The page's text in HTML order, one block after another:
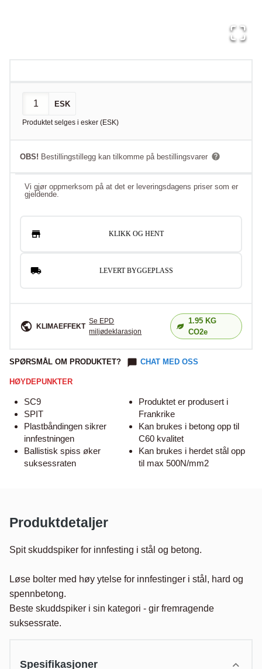
ESK
Produktet selges i esker (ESK)
OBS! Bestillingstillegg kan tilkomme på bestillingsvarer
Vi gjør oppmerksom på at det er leveringsdagens priser som er
gjeldende.
KLIKK OG HENT
LEVERT BYGGEPLASS
KLIMAEFFEKT
Se EPD
miljødeklarasjon
1.95KG
CO2e
SPØRSMÅL OM PRODUKTET? CHAT MED OSS
HØYDEPUNKTER
SC9
SPIT
Plastbåndingen sikrer
innfestningen
Ballistisk spiss øker
suksessraten
Produktet er produsert i
Frankrike
Kan brukes i betong opp til
C60 kvalitet
Kan brukes i herdet stål opp
til max 500N/mm2
Produktdetaljer
Spit skuddspiker for innfesting i stål og betong.
Løse bolter med høy ytelse for innfestinger i stål, hard og
spennbetong.
Beste skuddspiker i sin kategori - gir fremragende
suksessrate.
Spesifikasjoner